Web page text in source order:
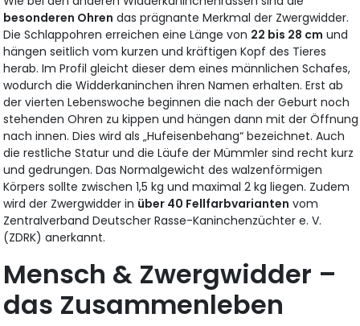
besonderen Ohren das prägnante Merkmal der Zwergwidder.
Die Schlappohren erreichen eine Länge von 22 bis 28 cm und
hängen seitlich vom kurzen und kräftigen Kopf des Tieres
herab. Im Profil gleicht dieser dem eines männlichen Schafes,
wodurch die Widderkaninchen ihren Namen erhalten. Erst ab
der vierten Lebenswoche beginnen die nach der Geburt noch
stehenden Ohren zu kippen und hängen dann mit der Öffnung
nach innen. Dies wird als „Hufeisenbehang“ bezeichnet. Auch
die restliche Statur und die Läufe der Mümmler sind recht kurz
und gedrungen. Das Normalgewicht des walzenförmigen
Körpers sollte zwischen 1,5 kg und maximal 2 kg liegen. Zudem
wird der Zwergwidder in über 40 Fellfarbvarianten vom
Zentralverband Deutscher Rasse-Kaninchenzüchter e. V.
(ZDRK) anerkannt.
Mensch & Zwergwidder –
das Zusammenleben